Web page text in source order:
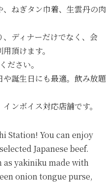
、ねぎタン巾着、生雲丹の肉
ディナーだけでなく、会
頂けます。
ださい。
や誕生日にも最適。飲み放題
ンボイス対応店舗です。
Station! You can enjoy
Japanese beef.
as yakiniku made with
onion tongue purse,